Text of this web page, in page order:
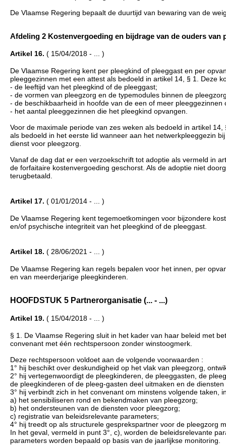
De Vlaamse Regering bepaalt de duurtijd van bewaring van de
Afdeling 2 Kostenvergoeding en bijdrage van de ouders van
Artikel 16. ( 15/04/2018 - ... )
De Vlaamse Regering kent per pleegkind of pleeggast en per
pleeggezinnen met een attest als bedoeld in artikel 14, § 1. Deze
- de leeftijd van het pleegkind of de pleeggast;
- de vormen van pleegzorg en de typemodules binnen de
- de beschikbaarheid in hoofde van de een of meer
- het aantal pleeggezinnen die het pleegkind opvangen.
Voor de maximale periode van zes weken als bedoeld in artikel
als bedoeld in het eerste lid wanneer aan het netwerkpleeggezin
dienst voor pleegzorg.
Vanaf de dag dat er een verzoekschrift tot adoptie als vermeld in
de forfaitaire kostenvergoeding geschorst. Als de adoptie niet
terugbetaald.
Artikel 17. ( 01/01/2014 - ... )
De Vlaamse Regering kent tegemoetkomingen voor bijzondere
en/of psychische integriteit van het pleegkind of de pleeggast.
Artikel 18. ( 28/06/2021 - ... )
De Vlaamse Regering kan regels bepalen voor het innen, per
en van meerderjarige pleegkinderen.
HOOFDSTUK 5 Partnerorganisatie (... - ...)
Artikel 19. ( 15/04/2018 - ... )
§ 1. De Vlaamse Regering sluit in het kader van haar beleid met
convenant met één rechtspersoon zonder winstoogmerk.
Deze rechtspersoon voldoet aan de volgende voorwaarden :
1° hij beschikt over deskundigheid op het vlak van pleegzorg,
2° hij vertegenwoordigt de pleegkinderen, de pleeggasten, de
de pleegkinderen of de pleeg-gasten deel uitmaken en de
3° hij verbindt zich in het convenant om minstens volgende
a) het sensibiliseren rond en bekendmaken van pleegzorg;
b) het ondersteunen van de diensten voor pleegzorg;
c) registratie van beleidsrelevante parameters;
4° hij treedt op als structurele gesprekspartner voor de pleegzorg
In het geval, vermeld in punt 3°, c), worden de beleidsrelevante
parameters worden bepaald op basis van de jaarlijkse monitoring.